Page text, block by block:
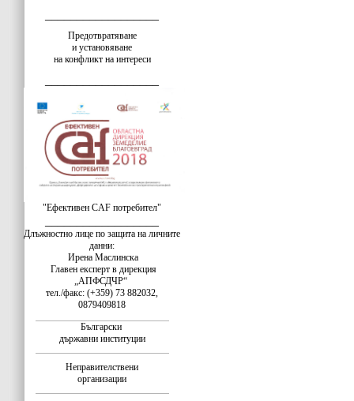
Предотвратяване
и установяване
на конфликт на интереси
"Ефективен CAF потребител"
Длъжностно лице по защита на личните
данни:
Ирена Маслинска
Главен експерт в дирекция
„АПФСДЧР“
тел./факс: (+359) 73 882032,
0879409818
Български
държавни институции
Неправителствени
организации